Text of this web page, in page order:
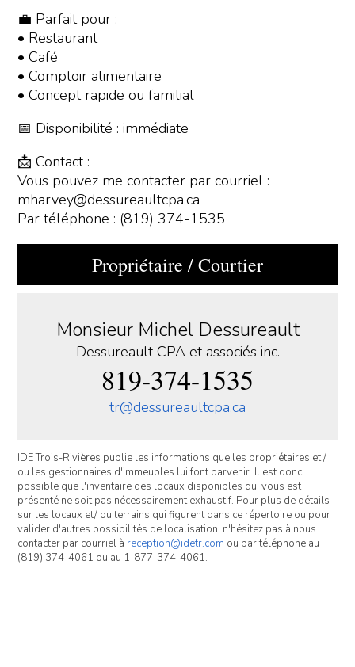
💼 Parfait pour :
• Restaurant
• Café
• Comptoir alimentaire
• Concept rapide ou familial
📅 Disponibilité : immédiate
📩 Contact :
Vous pouvez me contacter par courriel :
mharvey@dessureaultcpa.ca
Par téléphone : (819) 374-1535
Propriétaire / Courtier
Monsieur Michel Dessureault
Dessureault CPA et associés inc.
819-374-1535
tr@dessureaultcpa.ca
IDE Trois-Rivières publie les informations que les propriétaires et /
ou les gestionnaires d'immeubles lui font parvenir. Il est donc
possible que l'inventaire des locaux disponibles qui vous est
présenté ne soit pas nécessairement exhaustif. Pour plus de détails
sur les locaux et/ ou terrains qui figurent dans ce répertoire ou pour
valider d'autres possibilités de localisation, n'hésitez pas à nous
contacter par courriel à reception@idetr.com ou par téléphone au
(819) 374-4061 ou au 1-877-374-4061.